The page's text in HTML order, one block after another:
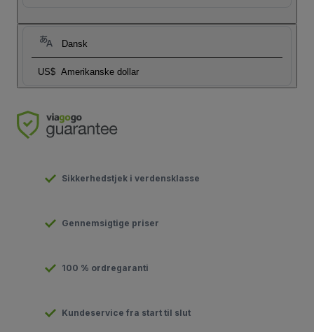
Dansk
US$ Amerikanske dollar
Sikkerhedstjek i verdensklasse
Gennemsigtige priser
100 % ordregaranti
Kundeservice fra start til slut